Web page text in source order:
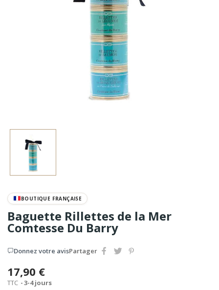
BOUTIQUE FRANÇAISE
Baguette Rillettes de la Mer
Comtesse Du Barry
Donnez votre avisPartager
17,90 €
TTC 3-4 jours